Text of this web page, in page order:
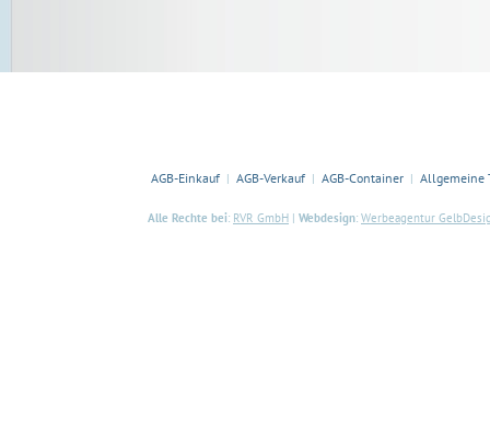
AGB-Einkauf | AGB-Verkauf | AGB-Container | Allgemeine
Alle Rechte bei: RVR GmbH | Webdesign: Werbeagentur